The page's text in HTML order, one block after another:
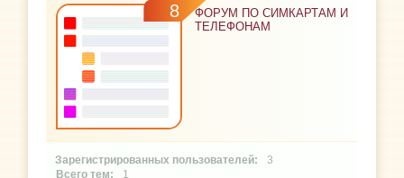
8
ФОРУМ ПО СИМКАРТАМ И
ТЕЛЕФОНАМ
3
1